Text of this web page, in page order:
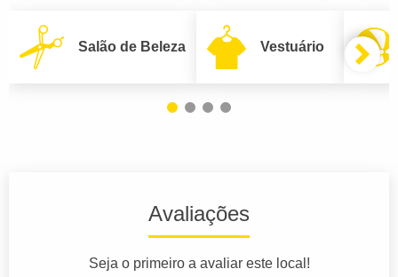
Salão de Beleza Vestuário
Avaliações
Seja o primeiro a avaliar este local!